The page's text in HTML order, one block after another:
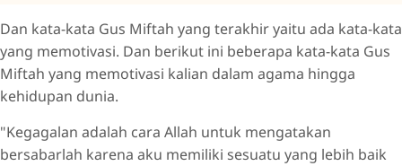
Dan kata-kata Gus Miftah yang terakhir yaitu ada kata-kata
yang memotivasi. Dan berikut ini beberapa kata-kata Gus
Miftah yang memotivasi kalian dalam agama hingga
kehidupan dunia.
"Kegagalan adalah cara Allah untuk mengatakan
bersabarlah karena aku memiliki sesuatu yang lebih baik